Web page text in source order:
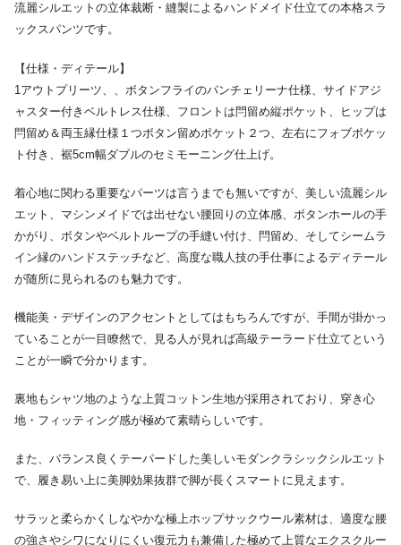
流麗シルエットの立体裁断・縫製によるハンドメイド仕立ての本格スラ
ックスパンツです。
【仕様・ディテール】
1アウトプリーツ、、ボタンフライのパンチェリーナ仕様、サイドアジ
ャスター付きベルトレス仕様、フロントは閂留め縦ポケット、ヒップは
閂留め＆両玉縁仕様１つボタン留めポケット２つ、左右にフォブポケッ
ト付き、裾5cm幅ダブルのセミモーニング仕上げ。
着心地に関わる重要なパーツは言うまでも無いですが、美しい流麗シル
エット、マシンメイドでは出せない腰回りの立体感、ボタンホールの手
かがり、ボタンやベルトループの手縫い付け、閂留め、そしてシームラ
イン縁のハンドステッチなど、高度な職人技の手仕事によるディテール
が随所に見られるのも魅力です。
機能美・デザインのアクセントとしてはもちろんですが、手間が掛かっ
ていることが一目瞭然で、見る人が見れば高級テーラード仕立てという
ことが一瞬で分かります。
裏地もシャツ地のような上質コットン生地が採用されており、穿き心
地・フィッティング感が極めて素晴らしいです。
また、バランス良くテーパードした美しいモダンクラシックシルエット
で、履き易い上に美脚効果抜群で脚が長くスマートに見えます。
サラッと柔らかくしなやかな極上ホップサックウール素材は、適度な腰
の強さやシワになりにくい復元力も兼備した極めて上質なエクスクルー